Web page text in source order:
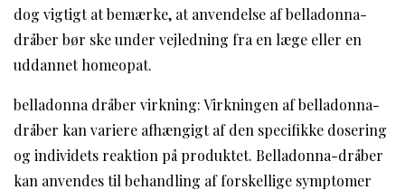
dog vigtigt at bemærke, at anvendelse af belladonna-
dråber bør ske under vejledning fra en læge eller en
uddannet homeopat.
belladonna dråber virkning: Virkningen af belladonna-
dråber kan variere afhængigt af den specifikke dosering
og individets reaktion på produktet. Belladonna-dråber
kan anvendes til behandling af forskellige symptomer